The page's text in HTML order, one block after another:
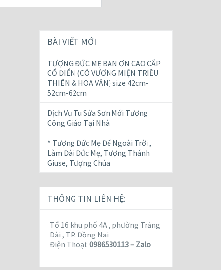
BÀI VIẾT MỚI
TƯỢNG ĐỨC MẸ BAN ƠN CAO CẤP
CỔ ĐIỂN (CÓ VƯƠNG MIỆN TRIỀU
THIÊN & HOA VĂN) size 42cm-
52cm-62cm
Dịch Vụ Tu Sửa Sơn Mới Tượng
Công Giáo Tại Nhà
* Tượng Đức Mẹ Để Ngoài Trời ,
Làm Đài Đức Mẹ, Tượng Thánh
Giuse, Tượng Chúa
THÔNG TIN LIÊN HỆ:
Tổ 16 khu phố 4A , phường Trảng
Dài , TP. Đồng Nai
Điện Thoại:0986530113 – Zalo